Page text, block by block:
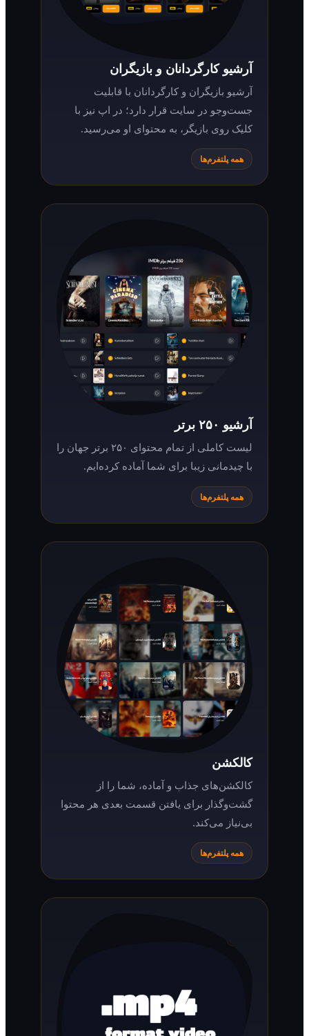
آرشیو کارگردانان و بازیگران
آرشیو بازیگران و کارگردانان با قابلیت
جست‌وجو در سایت قرار دارد؛ در اپ نیز با
کلیک روی بازیگر، به محتوای او می‌رسید.
همه پلتفرم‌ها
لیست کاملی از تمام محتوای ۲۵۰ برتر جهان را
با چیدمانی زیبا برای شما آماده کرده‌ایم.
همه پلتفرم‌ها
کالکشن‌های جذاب و آماده، شما را از
گشت‌وگذار برای یافتن قسمت بعدی هر محتوا
بی‌نیاز می‌کند.
همه پلتفرم‌ها